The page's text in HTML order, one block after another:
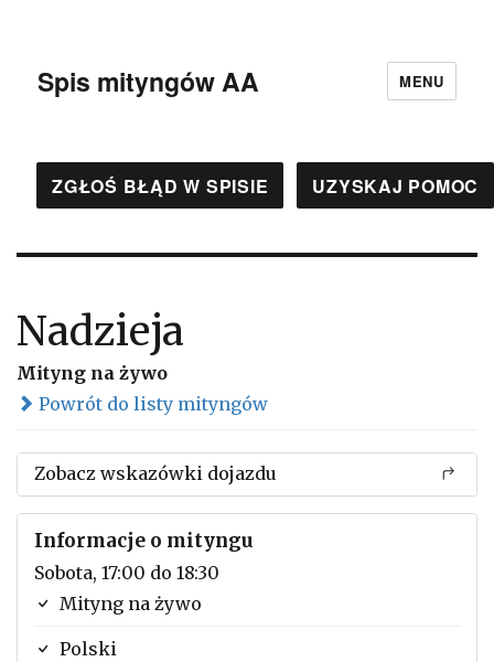
Spis mityngów AA MENU
ZGŁOŚ BŁĄD W SPISIE UZYSKAJ POMOC
Nadzieja
Mityng na żywo
Powrót do listy mityngów
Zobacz wskazówki dojazdu
Informacje o mityngu
Sobota, 17:00 do 18:30
Mityng na żywo
Polski